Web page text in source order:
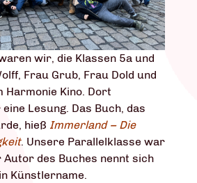
wir, die Klassen 5a und
Frau Grub, Frau Dold und
Harmonie Kino. Dort
Lesung. Das Buch, das
hieß Immerland – Die
. Unsere Parallelklasse war
des Buches nennt sich
Künstlername.